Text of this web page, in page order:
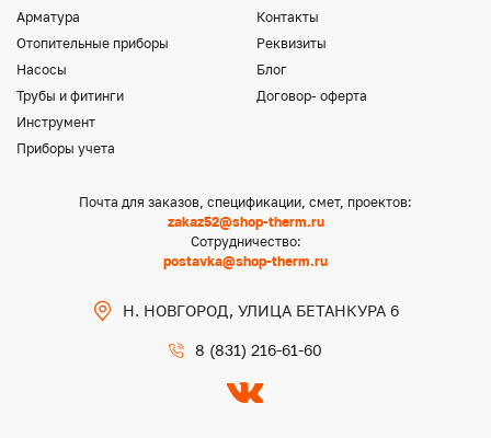
Арматура
Отопительные приборы
Насосы
Трубы и фитинги
Инструмент
Приборы учета
Контакты
Реквизиты
Блог
Договор- оферта
Почта для заказов, спецификации, смет, проектов:
zakaz52@shop-therm.ru
Сотрудничество:
postavka@shop-therm.ru
Н. НОВГОРОД, УЛИЦА БЕТАНКУРА 6
8 (831) 216-61-60